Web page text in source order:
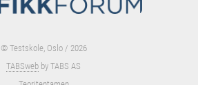
© Testskole, Oslo / 2026
TABSweb by TABS AS